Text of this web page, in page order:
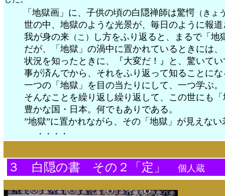
「地獄画」に、子供の頃の白隠禅師は驚愕 （きょ
世の中、地獄のような光景が、毎日のように報
我が身の来 （こ）
し方をふり返ると、まるで「
だが、「地獄」の渦中に置かれているときには
状況を知ったときに、『大変だ！』と、驚いて
事が済んでから、それをふり返って知ることに
一つの「地獄」を目の当たりにして、一つ学ぶ。
そんなことを繰り返し繰り返して、この世にも
豊かな国・日本。何でもありである。
”地獄”に置かれながら、その「地獄」が見えな
・・・・ ・
３ 白隠の書 その２「定」 個人蔵